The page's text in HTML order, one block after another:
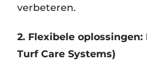
verbeteren.
2. Flexibele
Turf Care Systems)